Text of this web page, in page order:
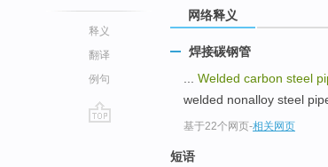
释义
翻译
例句
网络释义
焊接碳钢管
Welded carbon steel
welded nonalloy steel
基于22个网页-相关网页
短语